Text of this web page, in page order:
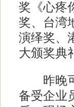
奖《心疼
奖、台湾
演绎奖、
大颁奖典
昨晚可
备受企业